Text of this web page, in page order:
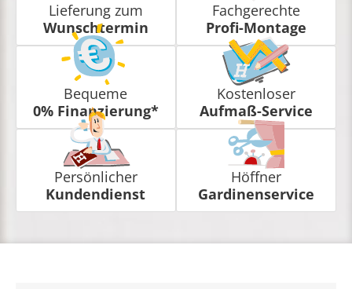
Lieferung zum
Wunschtermin
Fachgerechte
Profi-Montage
Bequeme
0% Finanzierung*
Kostenloser
Aufmaß-Service
Persönlicher
Kundendienst
Höffner
Gardinenservice